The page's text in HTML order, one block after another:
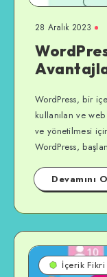
28 Aralık 2023
WordPress, bir
kullanılan ve
ve yönetilmesi
WordPress,
Devamını
İçerik Fikri